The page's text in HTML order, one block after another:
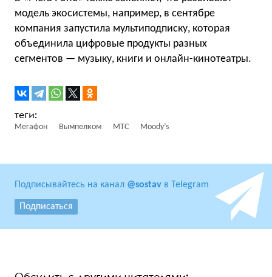
модель экосистемы, например, в сентябре
компания запустила мультиподписку, которая
объединила цифровые продукты разных
сегментов — музыку, книги и онлайн-кинотеатры.
Мегафон Вымпелком МТС Moody’s
Подписывайтесь на канал @sostav в Telegram
Подписаться